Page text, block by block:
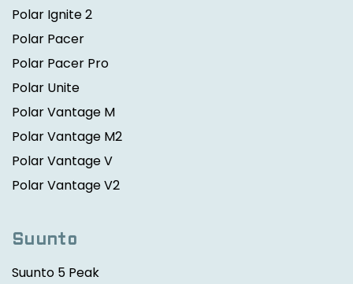
Polar Ignite 2
Polar Pacer
Polar Pacer Pro
Polar Unite
Polar Vantage M
Polar Vantage M2
Polar Vantage V
Polar Vantage V2
Suunto
Suunto 5 Peak